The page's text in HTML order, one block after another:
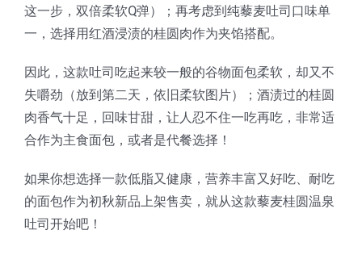
这一步，双倍柔软Q弹）；再考虑到纯藜麦吐司口味单
一，选择用红酒浸渍的桂圆肉作为夹馅搭配。
因此，这款吐司吃起来较一般的谷物面包柔软，却又不
失嚼劲（放到第二天，依旧柔软图片）；酒渍过的桂圆
肉香气十足，回味甘甜，让人忍不住一吃再吃，非常适
合作为主食面包，或者是代餐选择！
如果你想选择一款低脂又健康，营养丰富又好吃、耐吃
的面包作为初秋新品上架售卖，就从这款藜麦桂圆温泉
吐司开始吧！